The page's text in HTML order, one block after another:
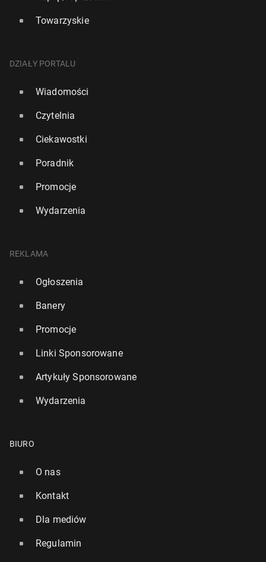
Towarzyskie
DZIAŁY PORTALU
Wiadomości
Czytelnia
Ciekawostki
Poradnik
Promocje
Wydarzenia
REKLAMA
Ogłoszenia
Banery
Promocje
Linki Sponsorowane
Artykuły Sponsorowane
Wydarzenia
BIURO
O nas
Kontakt
Dla mediów
Regulamin